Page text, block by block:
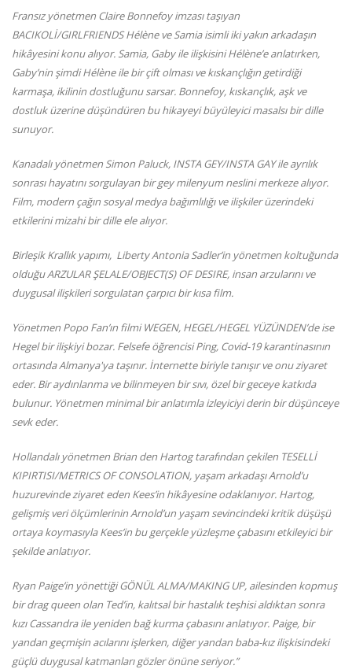
Fransız yönetmen Claire Bonnefoy imzası taşıyan
BACIKOLİ/GIRLFRIENDS Hélène ve Samia isimli iki yakın arkadaşın
hikâyesini konu alıyor. Samia, Gaby ile ilişkisini Hélène’e anlatırken,
Gaby’nin şimdi Hélène ile bir çift olması ve kıskançlığın getirdiği
karmaşa, ikilinin dostluğunu sarsar. Bonnefoy, kıskançlık, aşk ve
dostluk üzerine düşündüren bu hikayeyi büyüleyici masalsı bir dille
sunuyor.
Kanadalı yönetmen Simon Paluck, INSTA GEY/INSTA GAY ile ayrılık
sonrası hayatını sorgulayan bir gey milenyum neslini merkeze alıyor.
Film, modern çağın sosyal medya bağımlılığı ve ilişkiler üzerindeki
etkilerini mizahi bir dille ele alıyor.
Birleşik Krallık yapımı, Liberty Antonia Sadler’in yönetmen koltuğunda
olduğu ARZULAR ŞELALE/OBJECT(S) OF DESIRE, insan arzularını ve
duygusal ilişkileri sorgulatan çarpıcı bir kısa film.
Yönetmen Popo Fan’ın filmi WEGEN, HEGEL/HEGEL YÜZÜNDEN’de ise
Hegel bir ilişkiyi bozar. Felsefe öğrencisi Ping, Covid-19 karantinasının
ortasında Almanya'ya taşınır. İnternette biriyle tanışır ve onu ziyaret
eder. Bir aydınlanma ve bilinmeyen bir sıvı, özel bir geceye katkıda
bulunur. Yönetmen minimal bir anlatımla izleyiciyi derin bir düşünceye
sevk eder.
Hollandalı yönetmen Brian den Hartog tarafından çekilen TESELLİ
KIPIRTISI/METRICS OF CONSOLATION, yaşam arkadaşı Arnold’u
huzurevinde ziyaret eden Kees’in hikâyesine odaklanıyor. Hartog,
gelişmiş veri ölçümlerinin Arnold’un yaşam sevincindeki kritik düşüşü
ortaya koymasıyla Kees’in bu gerçekle yüzleşme çabasını etkileyici bir
şekilde anlatıyor.
Ryan Paige’in yönettiği GÖNÜL ALMA/MAKING UP, ailesinden kopmuş
bir drag queen olan Ted’in, kalıtsal bir hastalık teşhisi aldıktan sonra
kızı Cassandra ile yeniden bağ kurma çabasını anlatıyor. Paige, bir
yandan geçmişin acılarını işlerken, diğer yandan baba-kız ilişkisindeki
güçlü duygusal katmanları gözler önüne seriyor.”